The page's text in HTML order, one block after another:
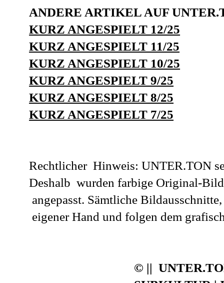
ANDERE ARTIKEL AUF
KURZ ANGESPIELT 12/25
KURZ ANGESPIELT 11/25
KURZ ANGESPIELT 10/25
KURZ ANGESPIELT 9/25
KURZ ANGESPIELT 8/25
KURZ ANGESPIELT 7/25
Rechtlicher Hinweis: UNTER.TON
Deshalb wurden farbige Original-
angepasst. Sämtliche
eigener Hand und folgen dem
© ||